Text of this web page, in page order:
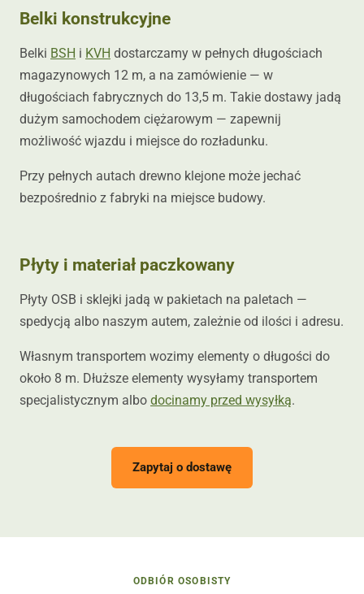
Belki konstrukcyjne
Belki BSH i KVH dostarczamy w pełnych długościach
magazynowych 12 m, a na zamówienie — w
długościach fabrycznych do 13,5 m. Takie dostawy jadą
dużym samochodem ciężarowym — zapewnij
możliwość wjazdu i miejsce do rozładunku.
Przy pełnych autach drewno klejone może jechać
bezpośrednio z fabryki na miejsce budowy.
Płyty i materiał paczkowany
Płyty OSB i sklejki jadą w pakietach na paletach —
spedycją albo naszym autem, zależnie od ilości i adresu.
Własnym transportem wozimy elementy o długości do
około 8 m. Dłuższe elementy wysyłamy transportem
specjalistycznym albo docinamy przed wysyłką.
Zapytaj o dostawę
ODBIÓR OSOBISTY